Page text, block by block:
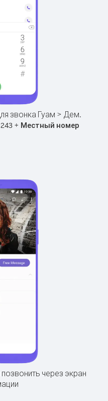
звонка Гуам > Дем.
243+ Местный номер
через экран